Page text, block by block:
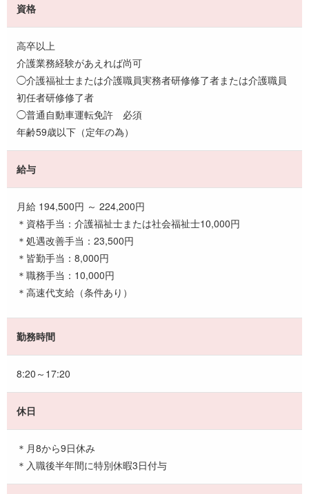
資格
高卒以上
介護業務経験があえれば尚可
◯介護福祉士または介護職員実務者研修修了者または介護職員
初任者研修修了者
◯普通自動車運転免許 必須
年齢59歳以下（定年の為）
給与
月給 194,500円 ～ 224,200円
＊資格手当：介護福祉士または社会福祉士10,000円
＊処遇改善手当：23,500円
＊皆勤手当：8,000円
＊職務手当：10,000円
＊高速代支給（条件あり）
勤務時間
8:20～17:20
休日
＊月8から9日休み
＊入職後半年間に特別休暇3日付与